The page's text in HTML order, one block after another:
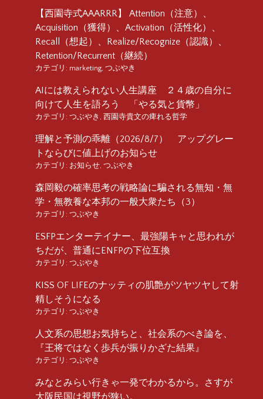
【西園寺式AAARRR】 Attention（注意）、
Acquisition（獲得）、Activation（活性化）、
Recall（想起）、Realize/Recognize（認識）、
Retention/Recurrent（継続）
カテゴリ: marketing つぶやき
AIには教えられない人生講座 ２４歳の自分に
向けて人生を語ろう 「やる気と貨幣」
カテゴリ: つぶやき 西園寺貴文の痺れる哲学
理解と予測の乖離（2026/8/7） アップグレー
トならびに値上げのお知らせ
カテゴリ: お知らせ つぶやき
森岡毅の確率思考の戦略論に騙される無知・無
学・無教養な本邦の一般大衆たち（3）
カテゴリ: つぶやき
ESFPエンターテイナー、最強陽キャと思われが
ちだが、普通にENFPの下位互換
カテゴリ: つぶやき
KISS OF LIFEのナッティの肌艶がツヤツヤして射
精しそうになる
カテゴリ: つぶやき
人文系の思想お気持ちと、社会系のべき論を、
『王将ではなく歩兵が振りかざた結果』
カテゴリ: つぶやき
みなとみらい行きゃ一発でわかるから。さすが
大阪民国は視野が狭い。